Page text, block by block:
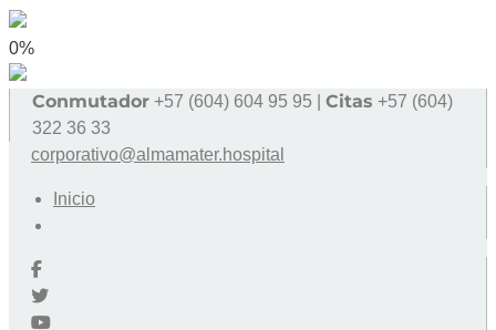
0%
Conmutador +57 (604) 604 95 95 | Citas +57 (604)
322 36 33
corporativo@almamater.hospital
Inicio